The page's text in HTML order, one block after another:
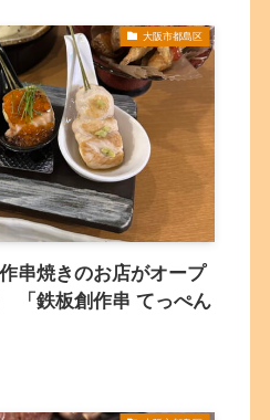
大阪市都島区
串焼きのお店がオープ
鉄板創作串 てっぺん